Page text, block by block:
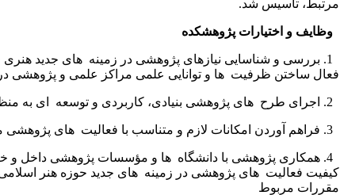
مرتبط، تأسیس شد.
وظایف و اختیارات پژوهشکده
1. بررسی و شناسایی نیازهای پژوهشی در زمینه ‌ های جدید هنری
فعال ساختن ظرفیت ‌ ها و توانایی علمی مراکز علمی و پژوهشی در
3. فراهم آوردن امکانات لازم و متناسب با فعالیت ‌ های پژوهشی مرتبط
4. همکاری پژوهشی با دانشگاه ‌ ها و مؤسسات پژوهشی داخل و
کیفیت فعالیت ‌ های پژوهشی در زمینه ‌ های جدید حوزه هنر
مقررات مربوط